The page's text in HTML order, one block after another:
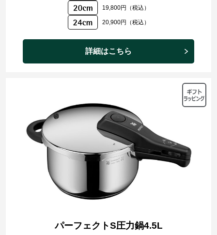
19,800円（税込）
20,900円（税込）
詳細はこちら
パーフェクトS圧力鍋4.5L